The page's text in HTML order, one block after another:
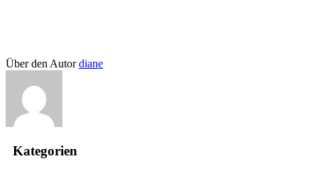
Über den Autordiane
Kategorien